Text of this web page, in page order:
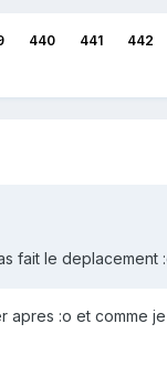
440 441 442
fait le deplacement
apres :o et comme